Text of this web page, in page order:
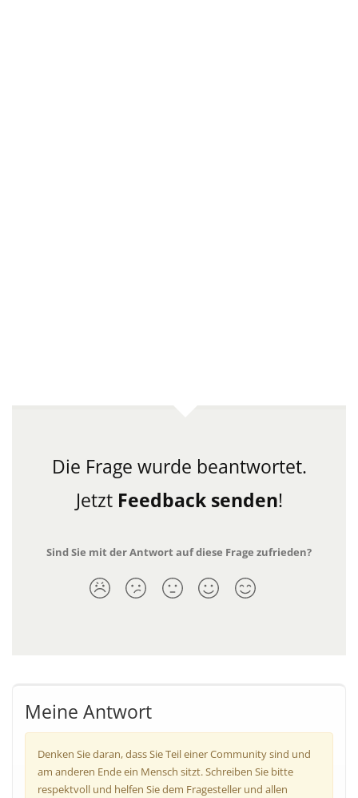
Die Frage wurde beantwortet.
Jetzt Feedback senden!
Sind Sie mit der Antwort auf diese Frage zufrieden?
Meine Antwort
Denken Sie daran, dass Sie Teil einer Community sind und
am anderen Ende ein Mensch sitzt. Schreiben Sie bitte
respektvoll und helfen Sie dem Fragesteller und allen